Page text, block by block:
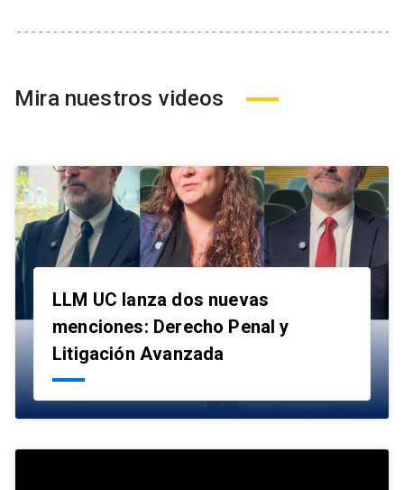
Mira nuestros videos
LLM UC lanza dos nuevas
menciones: Derecho Penal y
Litigación Avanzada